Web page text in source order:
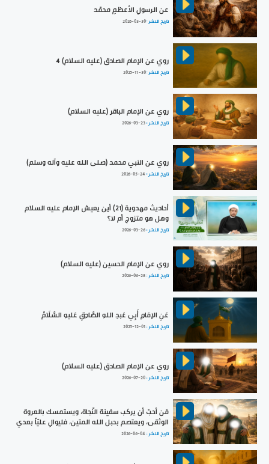
عن الرسولِ الأعظمِ محمّد
تاريخ النشر :2026-03-30
روي عن الإمام الصادق (عليه السلام) 4
تاريخ النشر :2025-11-30
روي عن الإمام الباقر (عليه السلام)
تاريخ النشر :2026-03-23
روي عن النبي محمد (صلى الله عليه وآله وسلم)
تاريخ النشر : 2026-05-24
أحاديث مهدوية (21) أين يعيش الإمام عليه السلام
وهل هو متزوج أم لا؟
تاريخ النشر :2026-03-26
روي عن الإمام الحسين (عليه السلام)
تاريخ النشر :2026-06-28
عَنِ الإمَامِ أَبِي عَبدِ اللهِ الصَّادِقِ عَليهِ السَّلَامُ
تاريخ النشر :2025-12-01
روي عن الإمام الصادق (عليه السلام)
تاريخ النشر :2026-07-20
مَن أحبّ أن يركب سفينة النّجاة، ويستمسك بالعروة
الوثقى، ويعتصم بحبل الله المتين، فليوالِ عليّاً بعدي
تاريخ النشر : 2026-06-04